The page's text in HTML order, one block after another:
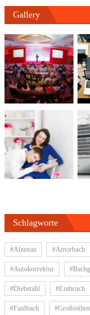
Gallery
Schlagworte
#Alzenau #Amorbach
#Autokorrektur
#Diebstahl #Einbruch
#Faulbach